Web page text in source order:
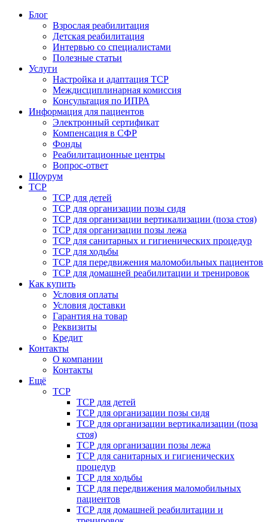
Блог
Взрослая реабилитация
Детская реабилитация
Интервью со специалистами
Полезные статьи
Услуги
Настройка и адаптация ТСР
Междисциплинарная комиссия
Консультация по ИПРА
Информация для пациентов
Электронный сертификат
Компенсация в СФР
Фонды
Реабилитационные центры
Вопрос-ответ
Шоурум
ТСР
ТСР для детей
ТСР для организации позы сидя
ТСР для организации вертикализации (поза стоя)
ТСР для организации позы лежа
ТСР для санитарных и гигиенических процедур
ТСР для ходьбы
ТСР для передвижения маломобильных пациентов
ТСР для домашней реабилитации и тренировок
Как купить
Условия оплаты
Условия доставки
Гарантия на товар
Реквизиты
Кредит
Контакты
О компании
Контакты
Ещё
ТСР
ТСР для детей
ТСР для организации позы сидя
ТСР для организации вертикализации (поза
стоя)
ТСР для организации позы лежа
ТСР для санитарных и гигиенических
процедур
ТСР для ходьбы
ТСР для передвижения маломобильных
пациентов
ТСР для домашней реабилитации и